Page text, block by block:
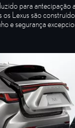
para antecipação
os Lexus são
e segurança